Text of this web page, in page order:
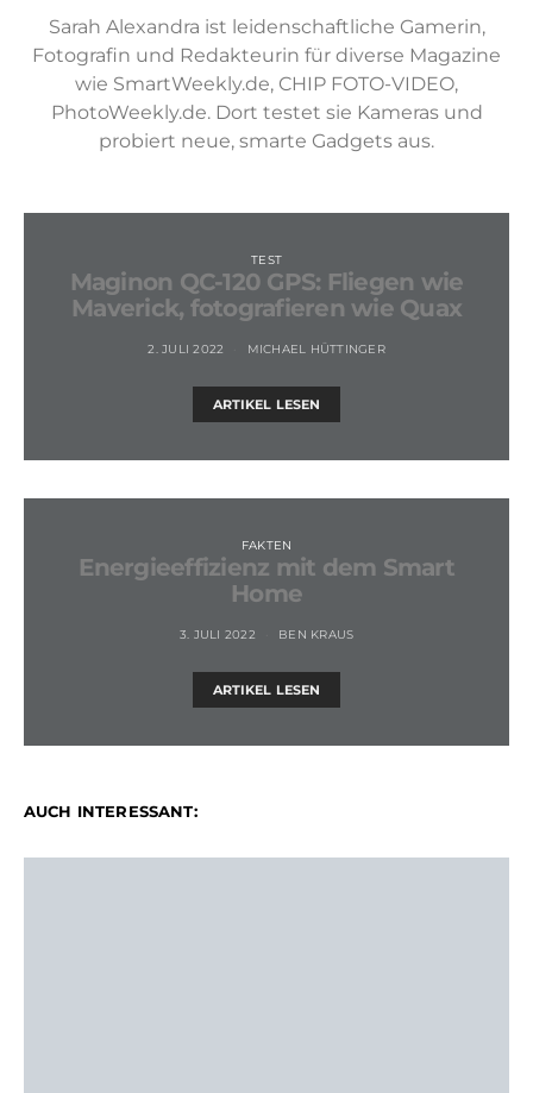
Sarah Alexandra ist leidenschaftliche Gamerin,
Fotografin und Redakteurin für diverse Magazine
wie SmartWeekly.de, CHIP FOTO-VIDEO,
PhotoWeekly.de. Dort testet sie Kameras und
probiert neue, smarte Gadgets aus.
TEST
Maginon QC-120 GPS: Fliegen wie
Maverick, fotografieren wie Quax
2. JULI 2022 MICHAEL HÜTTINGER
ARTIKEL LESEN
FAKTEN
Energieeffizienz mit dem Smart
Home
3. JULI 2022 BEN KRAUS
ARTIKEL LESEN
AUCH INTERESSANT: